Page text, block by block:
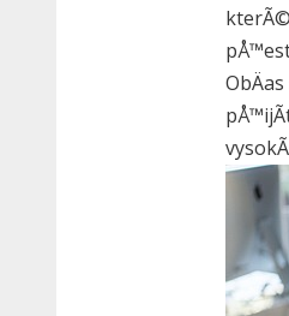
kterÃ©